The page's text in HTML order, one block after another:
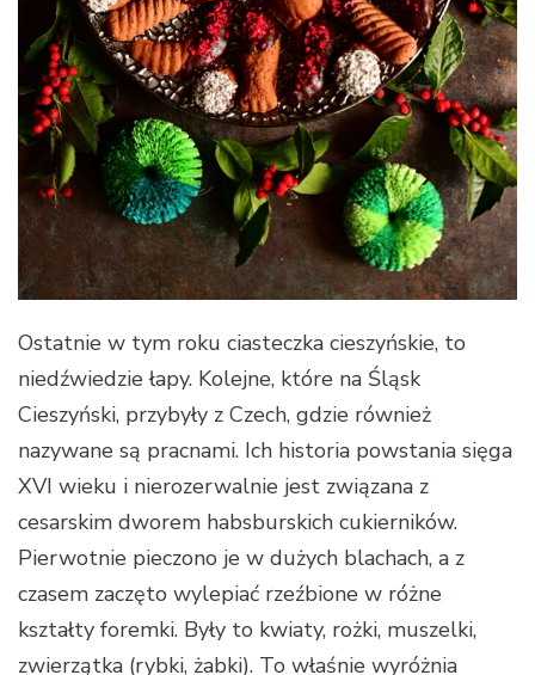
Ostatnie w tym roku ciasteczka cieszyńskie, to
niedźwiedzie łapy. Kolejne, które na Śląsk
Cieszyński, przybyły z Czech, gdzie również
nazywane są pracnami. Ich historia powstania sięga
XVI wieku i nierozerwalnie jest związana z
cesarskim dworem habsburskich cukierników.
Pierwotnie pieczono je w dużych blachach, a z
czasem zaczęto wylepiać rzeźbione w różne
kształty foremki. Były to kwiaty, rożki, muszelki,
zwierzątka (rybki, żabki). To właśnie wyróżnia